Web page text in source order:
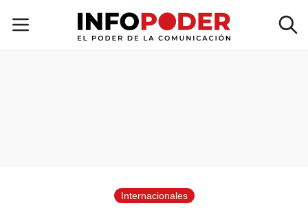
Internacionales